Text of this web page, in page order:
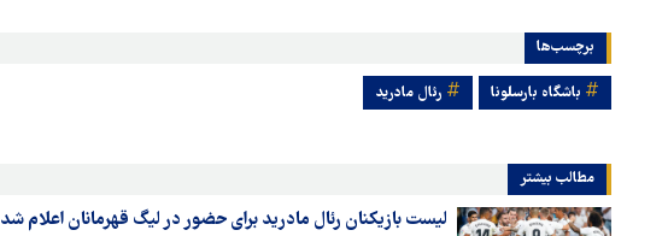
برچسب‌ها
باشگاه بارسلونا رئال مادرید
مطالب بیشتر
لیست بازیکنان رئال مادرید برای حضور در لیگ قهرمانان اعلام شد